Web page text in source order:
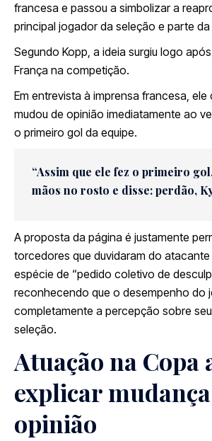
francesa e passou a simbolizar a
principal jogador da seleção e parte
Segundo Kopp, a ideia surgiu logo
França na competição.
Em entrevista à imprensa francesa, ele
mudou de opinião imediatamente ao
o primeiro gol da equipe.
“Assim que ele fez o primeiro
mãos no rosto e disse: perdão,
A proposta da página é justamente
torcedores que duvidaram do atacante
espécie de “pedido coletivo de
reconhecendo que o desempenho do
completamente a percepção sobre
seleção.
Atuação na Copa
explicar
opinião